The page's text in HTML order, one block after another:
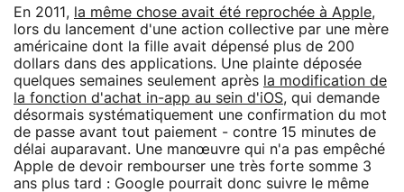
En 2011, la même chose avait été reprochée à Apple,
lors du lancement d'une action collective par une mère
américaine dont la fille avait dépensé plus de 200
dollars dans des applications. Une plainte déposée
quelques semaines seulement après la modification de
la fonction d'achat in-app au sein d'iOS, qui demande
désormais systématiquement une confirmation du mot
de passe avant tout paiement - contre 15 minutes de
délai auparavant. Une manœuvre qui n'a pas empêché
Apple de devoir rembourser une très forte somme 3
ans plus tard : Google pourrait donc suivre le même